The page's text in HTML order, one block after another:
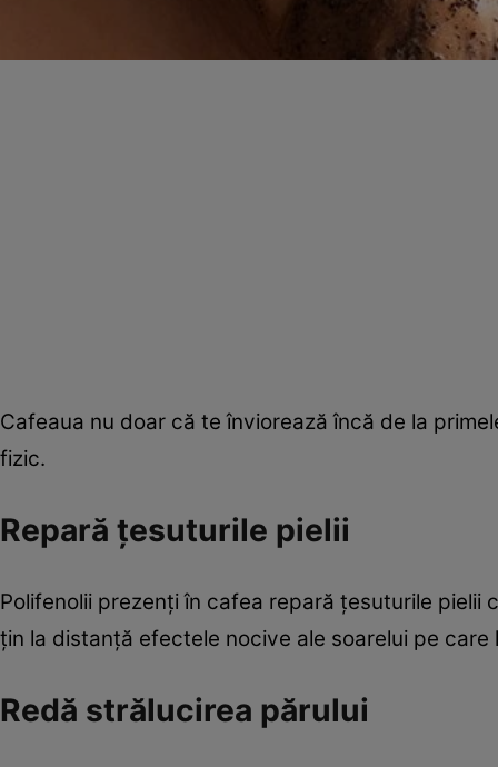
Cafeaua nu doar că te înviorează încă de la
fizic.
Repară ţesuturile pielii
Polifenolii prezenţi în cafea repară ţesuturile
ţin la distanţă efectele nocive ale soarelui pe care
Redă strălucirea părului